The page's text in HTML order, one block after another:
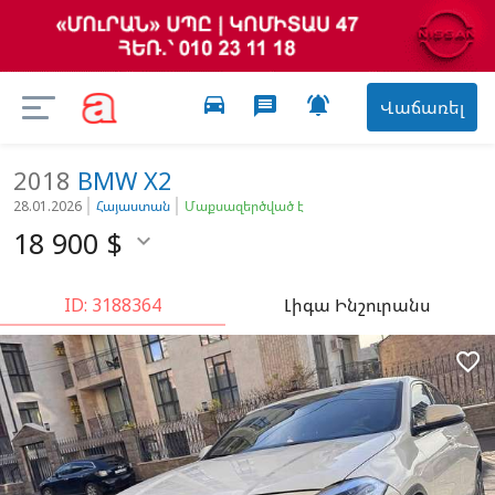
Վաճառել

message
directions_car
2018 BMW X2
28.01.2026 Հայաստան Մաքսազերծված է
18 900 $ 
ID: 3188364 Լիգա Ինշուրանս
favorite_border